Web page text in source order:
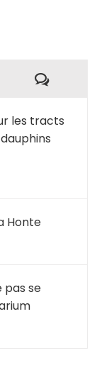
les tracts
Honte
pas se